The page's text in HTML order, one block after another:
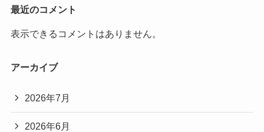
最近のコメント
表示できるコメントはありません。
アーカイブ
2026年7月
2026年6月